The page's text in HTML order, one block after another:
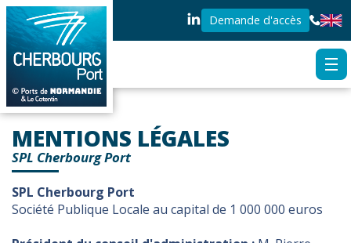
Demande d'accès
MENTIONS LÉGALES
SPL Cherbourg Port
SPL Cherbourg Port
Société Publique Locale au capital de 1 000 000 euros